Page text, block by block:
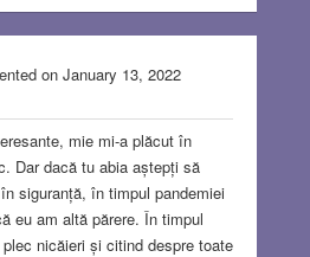
on January 13, 2022
mie mi-a plăcut în
Dar dacă tu abia aștepți să
siguranță, în timpul pandemiei
eu am altă părere. În timpul
nicăieri și citind despre toate